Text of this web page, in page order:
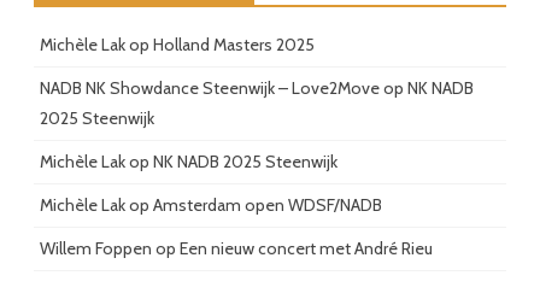
Michèle Lakop Holland Masters 2025
NADB NK Showdance Steenwijk – Love2Moveop NK NADB
2025 Steenwijk
Michèle Lakop NK NADB 2025 Steenwijk
Michèle Lakop Amsterdam open WDSF/NADB
Willem Foppen op Een nieuw concert met André Rieu